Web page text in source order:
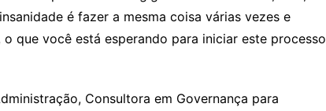
é fazer a mesma coisa várias vezes e
que você está esperando para iniciar este processo
Consultora em Governança para